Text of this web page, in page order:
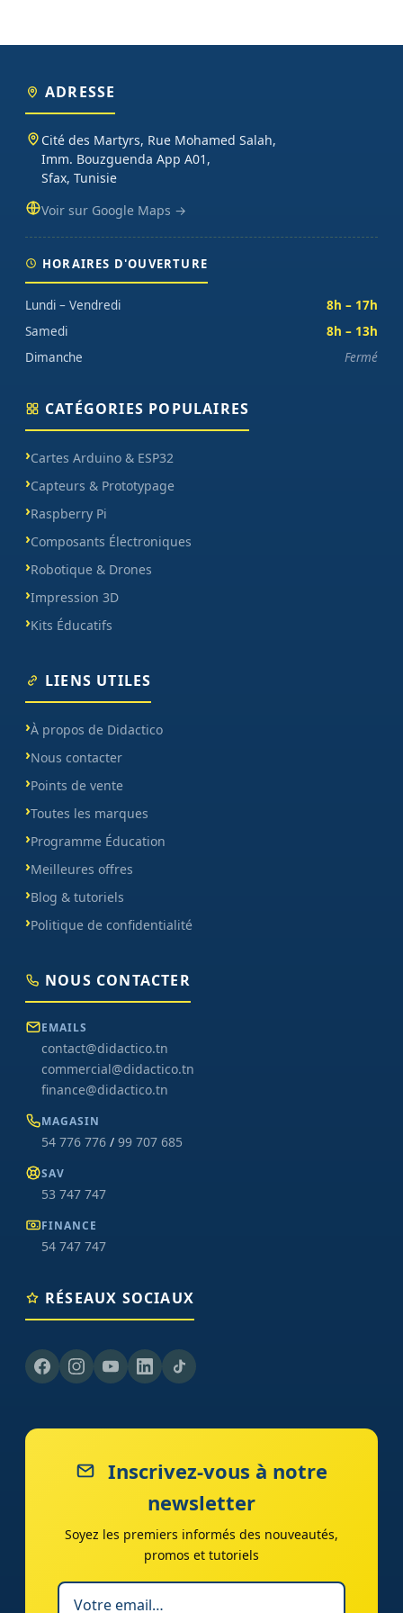
ADRESSE
Cité des Martyrs, Rue Mohamed Salah,
Imm. Bouzguenda App A01,
Sfax, Tunisie
Voir sur Google Maps →
HORAIRES D'OUVERTURE
Lundi – Vendredi
8h – 17h
Samedi
8h – 13h
Dimanche
Fermé
CATÉGORIES POPULAIRES
Cartes Arduino & ESP32
Capteurs & Prototypage
Raspberry Pi
Composants Électroniques
Robotique & Drones
Impression 3D
Kits Éducatifs
LIENS UTILES
À propos de Didactico
Nous contacter
Points de vente
Toutes les marques
Programme Éducation
Meilleures offres
Blog & tutoriels
Politique de confidentialité
NOUS CONTACTER
EMAILS
contact@didactico.tn
commercial@didactico.tn
finance@didactico.tn
MAGASIN
54 776 776 / 99 707 685
SAV
53 747 747
FINANCE
54 747 747
RÉSEAUX SOCIAUX
Inscrivez-vous à notre
newsletter
Soyez les premiers informés des nouveautés,
promos et tutoriels